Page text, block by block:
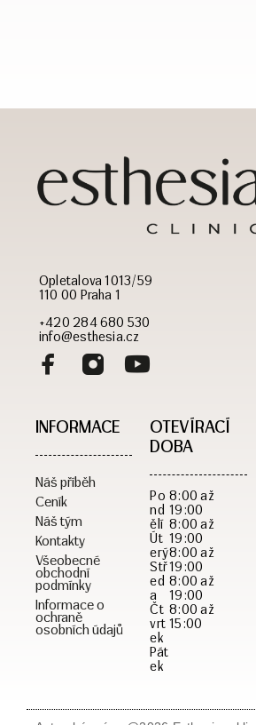
Opletalova 1013/59
110 00 Praha 1
+420 284 680 530
info@esthesia.cz
INFORMACE
Náš příběh
Ceník
Náš tým
Kontakty
Všeobecné
obchodní
podmínky
Informace o
ochraně
osobních údajů
OTEVÍRACÍ
DOBA​
Po
nd
ělí
Út
erý
Stř
ed
a
Čt
vrt
ek
Pát
ek
8:00 až
19:00
8:00 až
19:00
8:00 až
19:00
8:00 až
19:00
8:00 až
15:00